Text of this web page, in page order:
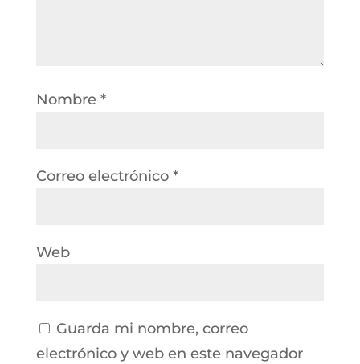
Nombre *
Correo electrónico *
Web
Guarda mi nombre, correo
electrónico y web en este navegador